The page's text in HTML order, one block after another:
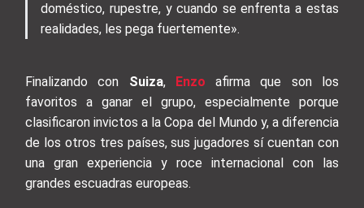
doméstico, rupestre, y cuando se enfrenta a estas
realidades, les pega fuertemente».
Finalizando con Suiza, Enzo afirma que son los
favoritos a ganar el grupo, especialmente porque
clasificaron invictos a la Copa del Mundo y, a diferencia
de los otros tres países, sus jugadores sí cuentan con
una gran experiencia y roce internacional con las
grandes escuadras europeas.